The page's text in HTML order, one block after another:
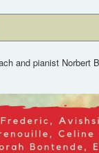
and pianist Norbert